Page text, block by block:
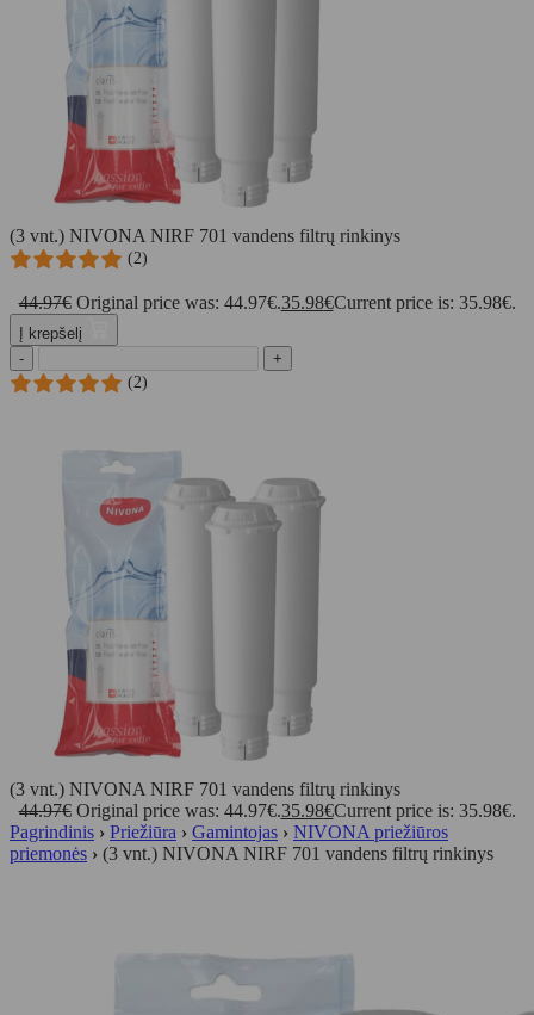
(3 vnt.) NIVONA NIRF 701 vandens filtrų rinkinys
(2)
44.97€ Original price was: 44.97€.35.98€Current price is: 35.98€.
Į krepšelį
-
+
(2)
(3 vnt.) NIVONA NIRF 701 vandens filtrų rinkinys
44.97€ Original price was: 44.97€.35.98€Current price is: 35.98€.
Pagrindinis › Priežiūra › Gamintojas › NIVONA priežiūros
priemonės › (3 vnt.) NIVONA NIRF 701 vandens filtrų rinkinys